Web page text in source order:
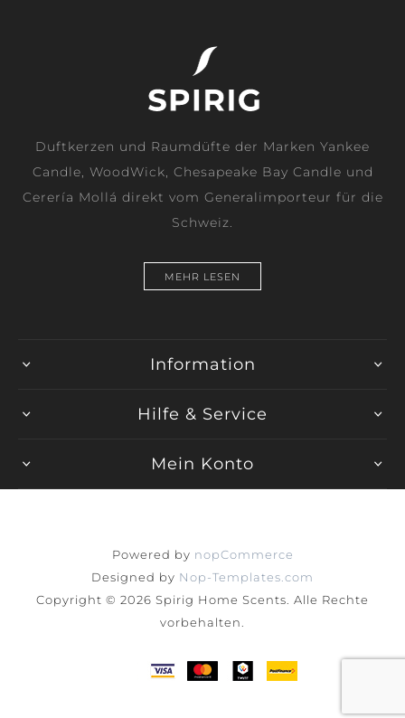
Duftkerzen und Raumdüfte der Marken Yankee
Candle, WoodWick, Chesapeake Bay Candle und
Cerería Mollá direkt vom Generalimporteur für die
Schweiz.
MEHR LESEN
Information
Hilfe & Service
Mein Konto
Powered by nopCommerce
Designed by Nop-Templates.com
Copyright © 2026 Spirig Home Scents. Alle Rechte
vorbehalten.